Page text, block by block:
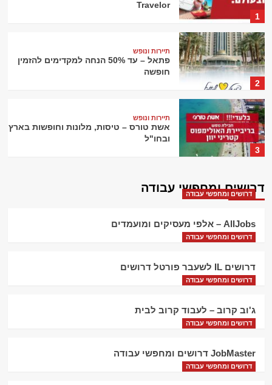
1
Travelor
2
תיירות ונופש
פתאל – עד 50% הנחה למקדימים להזמין
חופשה
3
תיירות ונופש
אשת טורס – טיסות, מלונות וחופשות בארץ
ובחו"ל
תיירות ונופש
וואלה טורס – חבילות נופש, טיסות זולות
5
Rentalcars – השכרת רכב מסביב לעולם
1
דרושים ומחפשי עבודה
דרושים ומחפשי עבודה
AllJobs – אלפי מעסיקים ומועמדים
דרושים ומחפשי עבודה
דרושים IL לשעבר פורטל דרושים
דרושים ומחפשי עבודה
ג'וב קרוב – לעבוד קרוב לבית
דרושים ומחפשי עבודה
JobMaster דרושים ומחפשי עבודה
דרושים ומחפשי עבודה